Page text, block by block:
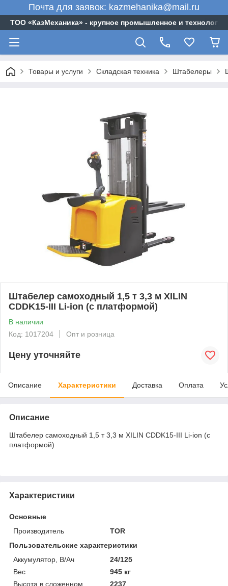
Почта для заявок: kazmehanika@mail.ru
ТОО «‎КазМеханика» - крупное промышленное и
Товары и услуги Складская техника Штабелеры
Штабелер самоходный 1,5 т 3,3 м XILIN
CDDK15-III Li-ion (с платформой)
В наличии
Код: 1017204
Опт и розница
Цену уточняйте
Описание Характеристики Доставка Оплата
Описание
Штабелер самоходный 1,5 т 3,3 м XILIN CDDK15-III Li-ion (с
платформой)
Характеристики
Основные
Производитель
TOR
Пользовательские характеристики
Аккумулятор, В/Ач
24/125
Вес
945 кг
Высота в сложенном
2237